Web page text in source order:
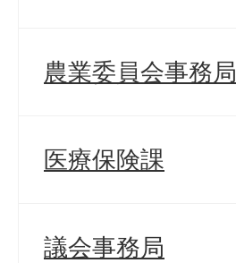
農業委員会事務局
医療保険課
議会事務局